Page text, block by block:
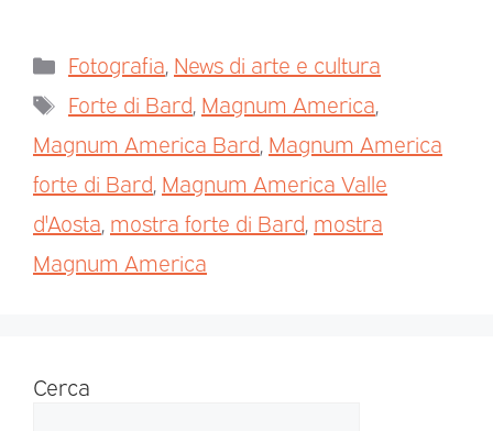
Fotografia News di arte e cultura
Forte di Bard Magnum America
Magnum America Bard Magnum America
forte di Bard Magnum America Valle
d'Aosta mostra forte di Bard mostra
Magnum America
Cerca